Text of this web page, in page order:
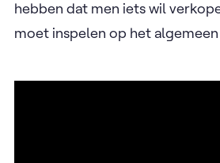
hebben dat men iets wil
moet inspelen op het algemeen